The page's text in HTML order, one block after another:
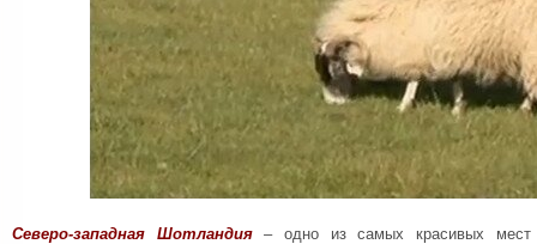
Северо-западная Шотландия– одно из самых красивых